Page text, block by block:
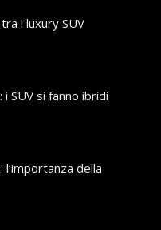
i luxury SUV
SUV si fanno ibridi
della